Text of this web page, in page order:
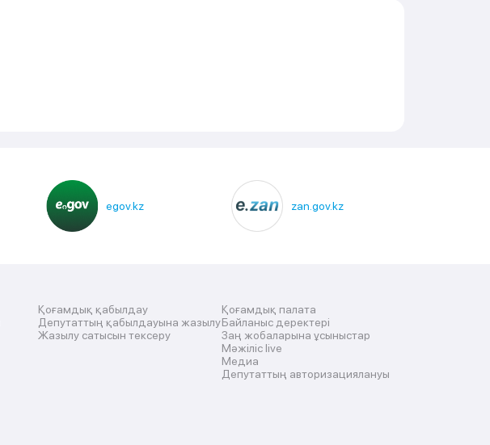
egov.kz zan.gov.kz
Қоғамдық қабылдау
Депутаттың қабылдауына жазылу
Жазылу сатысын тексеру
Қоғамдық палата
Байланыс деректері
Заң жобаларына ұсыныстар
Мәжіліс live
Медиа
Депутаттың авторизациялануы